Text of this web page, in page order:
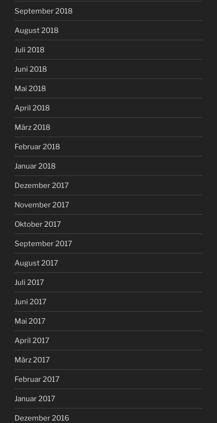
September 2018
August 2018
Juli 2018
Juni 2018
Mai 2018
April 2018
März 2018
Februar 2018
Januar 2018
Dezember 2017
November 2017
Oktober 2017
September 2017
August 2017
Juli 2017
Juni 2017
Mai 2017
April 2017
März 2017
Februar 2017
Januar 2017
Dezember 2016